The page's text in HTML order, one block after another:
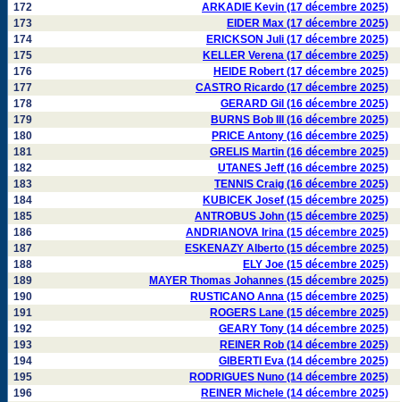
172
ARKADIE Kevin (17 décembre 2025)
173
EIDER Max (17 décembre 2025)
174
ERICKSON Juli (17 décembre 2025)
175
KELLER Verena (17 décembre 2025)
176
HEIDE Robert (17 décembre 2025)
177
CASTRO Ricardo (17 décembre 2025)
178
GERARD Gil (16 décembre 2025)
179
BURNS Bob III (16 décembre 2025)
180
PRICE Antony (16 décembre 2025)
181
GRELIS Martin (16 décembre 2025)
182
UTANES Jeff (16 décembre 2025)
183
TENNIS Craig (16 décembre 2025)
184
KUBICEK Josef (15 décembre 2025)
185
ANTROBUS John (15 décembre 2025)
186
ANDRIANOVA Irina (15 décembre 2025)
187
ESKENAZY Alberto (15 décembre 2025)
188
ELY Joe (15 décembre 2025)
189
MAYER Thomas Johannes (15 décembre 2025)
190
RUSTICANO Anna (15 décembre 2025)
191
ROGERS Lane (15 décembre 2025)
192
GEARY Tony (14 décembre 2025)
193
REINER Rob (14 décembre 2025)
194
GIBERTI Eva (14 décembre 2025)
195
RODRIGUES Nuno (14 décembre 2025)
196
REINER Michele (14 décembre 2025)